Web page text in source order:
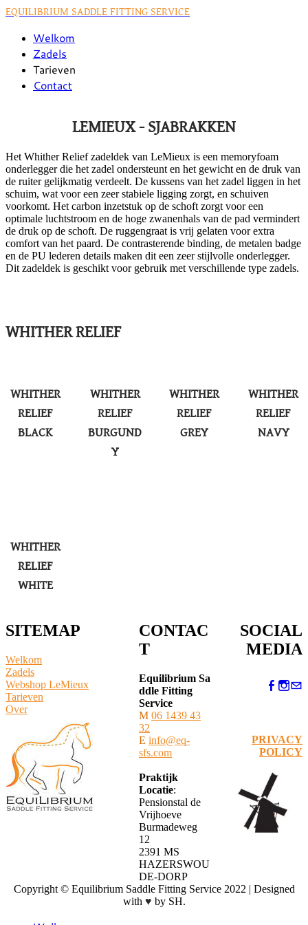
EQUILIBRIUM SADDLE FITTING SERVICE
Welkom
Zadels
Tarieven
Contact
LEMIEUX - SJABRAKKEN
Het Whither Relief zadeldek van LeMieux is een memoryfoam
onderlegger die het zadel ondersteunt en het gewicht en de druk van
de ruiter gelijkmatig verdeelt. De kussens van het zadel liggen in het
schuim, wat voor een zeer stabiele ligging zorgt, en schuiven
voorkomt. Het carbon inzetstuk op de schoft zorgt voor een
optimale luchtstroom en de hoge zwanenhals van de pad vermindert
de druk op de schoft. De ruggengraat is vrij gelaten voor extra
comfort van het paard. De contrasterende binding, de metalen badge
en de PU lederen details maken dit een zeer stijlvolle onderlegger.
Dit zadeldek is geschikt voor gebruik met verschillende type zadels.
WHITHER RELIEF
WHITHER
RELIEF
BLACK
WHITHER
RELIEF
BURGUND
Y
WHITHER
RELIEF
GREY
WHITHER
RELIEF
NAVY
WHITHER
RELIEF
WHITE
SITEMAP
Welkom
Zadels
Webshop LeMieux
​Tarieven
Over
CONTAC
T
Equilibrium Sa
ddle Fitting
Service
M 06 1439 43
32
E info@eq-
sfs.com
Praktijk
Locatie:
Pensionstal de
Vrijhoeve
Burmadeweg
12
​2391 MS
HAZERSWOU
DE-DORP
SOCIAL
MEDIA
PRIVACY
POLICY
Copyright © Equilibrium Saddle Fitting Service 2022 | Designed
with ♥ by SH.